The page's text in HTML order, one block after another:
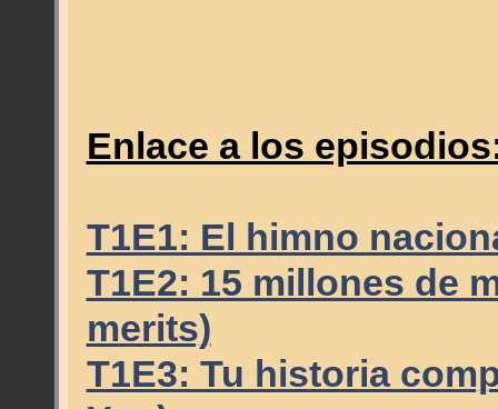
Enlace a los
T1E1: El himno
T1E2: 15 millones de
merits)
T1E3: Tu historia